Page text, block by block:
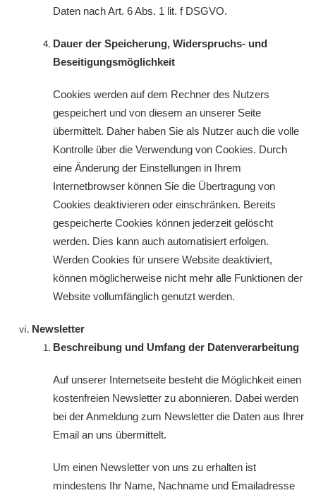
Daten nach Art. 6 Abs. 1 lit. f DSGVO.
Dauer der Speicherung, Widerspruchs- und
Beseitigungsmöglichkeit
Cookies werden auf dem Rechner des Nutzers
gespeichert und von diesem an unserer Seite
übermittelt. Daher haben Sie als Nutzer auch die volle
Kontrolle über die Verwendung von Cookies. Durch
eine Änderung der Einstellungen in Ihrem
Internetbrowser können Sie die Übertragung von
Cookies deaktivieren oder einschränken. Bereits
gespeicherte Cookies können jederzeit gelöscht
werden. Dies kann auch automatisiert erfolgen.
Werden Cookies für unsere Website deaktiviert,
können möglicherweise nicht mehr alle Funktionen der
Website vollumfänglich genutzt werden.
Newsletter
Beschreibung und Umfang der Datenverarbeitung
Auf unserer Internetseite besteht die Möglichkeit einen
kostenfreien Newsletter zu abonnieren. Dabei werden
bei der Anmeldung zum Newsletter die Daten aus Ihrer
Email an uns übermittelt.
Um einen Newsletter von uns zu erhalten ist
mindestens Ihr Name, Nachname und Emailadresse